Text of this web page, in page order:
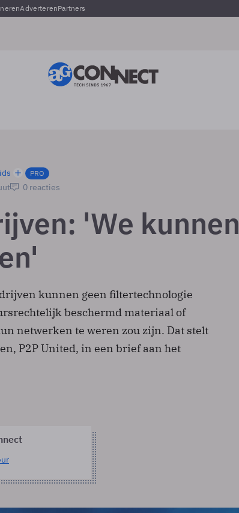
AdverterenPartners
PRO
0 reacties
'We kunnen
kunnen geen filtertechnologie
beschermd materiaal of
netwerken te weren zou zijn. Dat stelt
P2P United, in een brief aan het